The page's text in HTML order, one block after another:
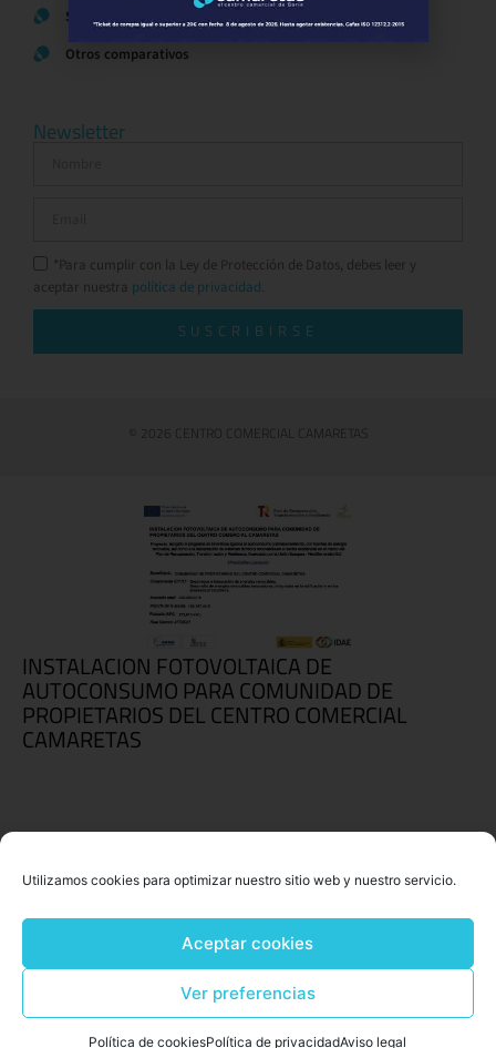
Utilizamos cookies para optimizar nuestro sitio web y nuestro servicio.
Aceptar cookies
Ver preferencias
Política de cookiesPolítica de privacidadAviso legal
Servicios
Otros comparativos
Newsletter
*Para cumplir con la Ley de Protección de Datos, debes leer y
aceptar nuestra política de privacidad.
SUSCRIBIRSE
© 2026 CENTRO COMERCIAL CAMARETAS
INSTALACION FOTOVOLTAICA DE
AUTOCONSUMO PARA COMUNIDAD DE
PROPIETARIOS DEL CENTRO COMERCIAL
CAMARETAS